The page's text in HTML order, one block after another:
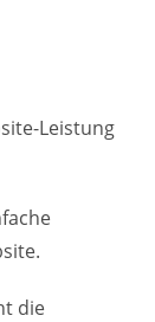
Leistung
die